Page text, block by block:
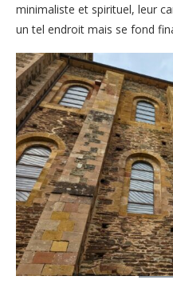
minimaliste et spirituel, leur
un tel endroit mais se fond